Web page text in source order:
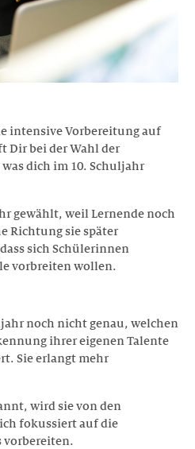
intensive Vorbereitung auf
Dir bei der Wahl der
dich im 10. Schuljahr
gewählt, weil Lernende noch
Richtung sie später
sich Schülerinnen
vorbreiten wollen.
noch nicht genau, welchen
ihrer eigenen Talente
Sie erlangt mehr
wird sie von den
fokussiert auf die
vorbereiten.